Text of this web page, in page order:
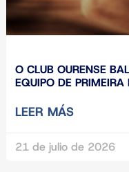
O CLUB OURENSE
EQUIPO DE
LEER MÁS
21 de julio de 2026